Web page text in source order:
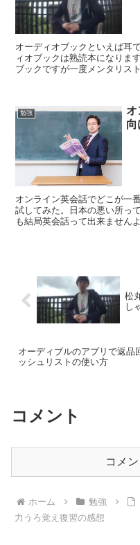
オーディオブックといえば耳
ィオブックは熟読本になりま
ブックですが一度メンタリス
勉強
オ
向
オンライン英会話でどこが一
試してみた。日本の悪い所っ
も結局英会話って出来ません
松
し
オーディブルのアプリで返品
ッシュリストの使い方
コメント
コメ
ホーム 勉強
力うろ覚え復習の感想